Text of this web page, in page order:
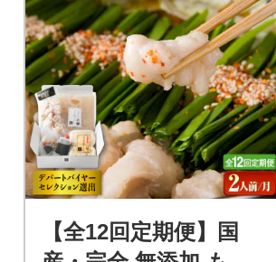
【全12回定期便】国